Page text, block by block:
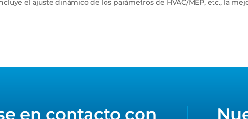
el ajuste dinámico de los parámetros de HVAC/MEP, etc., la
en contacto con